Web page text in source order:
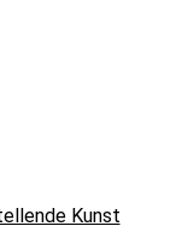
Kunst